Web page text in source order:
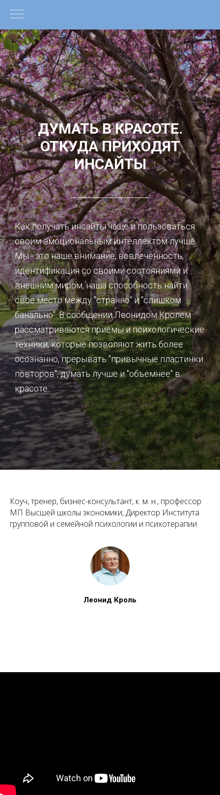
ДУМАТЬ В КРАСОТЕ.
ОТКУДА ПРИХОДЯТ
ИНСАЙТЫ
Как получать инсайты чаще и пользоваться
своим эмоциональным интеллектом лучше.
Мы - это наше внимание, вовлеченность,
идентификация со своими состояниями и
внешним миром, наша способность найти
свое место между "странно" и "слишком
банально". В сообщении Леонидом Кролем
рассматриваются приемы и психологические
техники, которые позволяют жить более
осознанно, прерывать "привычные пластинки
повторов", думать лучше и "объемнее" в
красоте.
Коуч, тренер, бизнес-консультант, к. м. н., профессор
МП Высшей школы экономики, Директор Института
групповой и семейной психологии и психотерапии
Леонид Кроль